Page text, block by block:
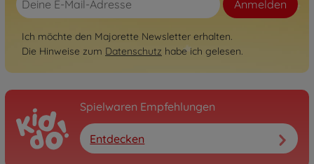
Anmelden
Ich möchte den Majorette Newsletter erhalten.
Die Hinweise zum Datenschutz habe ich gelesen.
Spielwaren Empfehlungen
Entdecken